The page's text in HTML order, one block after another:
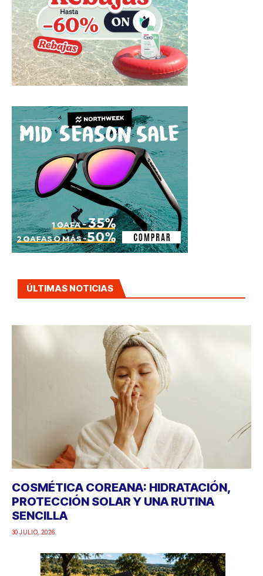
ÚLTIMAS NOTICIAS
COSMÉTICA COREANA: HIDRATACIÓN,
PROTECCIÓN SOLAR Y UNA RUTINA
SENCILLA
30 JULIO, 2026